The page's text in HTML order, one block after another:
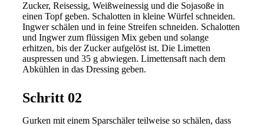
Zucker, Reisessig, Weißweinessig und die Sojasoße in
einen Topf geben. Schalotten in kleine Würfel schneiden.
Ingwer schälen und in feine Streifen schneiden. Schalotten
und Ingwer zum flüssigen Mix geben und solange
erhitzen, bis der Zucker aufgelöst ist. Die Limetten
auspressen und 35 g abwiegen. Limettensaft nach dem
Abkühlen in das Dressing geben.
Schritt 02
Gurken mit einem Sparschäler teilweise so schälen, dass